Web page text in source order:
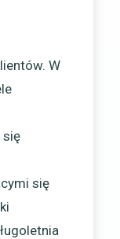
W
się
się